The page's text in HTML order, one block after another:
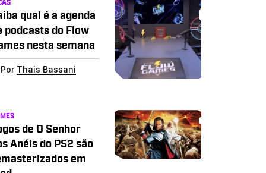
qual é a agenda
podcasts do Flow
nesta semana
Por Thais Bassani
de O Senhor
Anéis do PS2 são
em